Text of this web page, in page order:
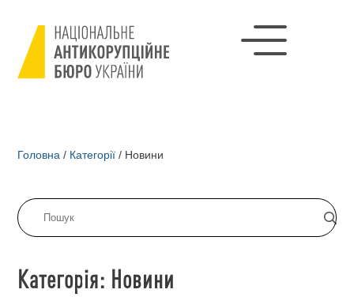
Головна / Категорії / Новини
Категорія: Новини